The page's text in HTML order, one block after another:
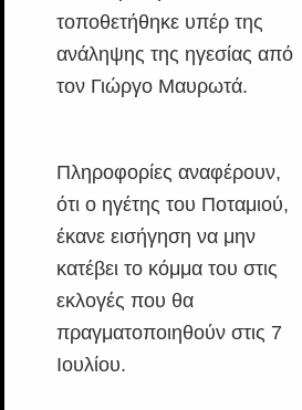
τοποθετήθηκε υπέρ της
ανάληψης της ηγεσίας από
τον Γιώργο Μαυρωτά.
Πληροφορίες αναφέρουν,
ότι ο ηγέτης του Ποταμιού,
έκανε εισήγηση να μην
κατέβει το κόμμα του στις
εκλογές που θα
πραγματοποιηθούν στις 7
Ιουλίου.